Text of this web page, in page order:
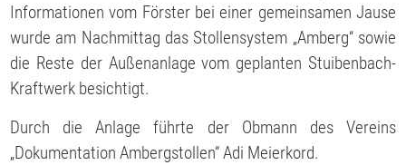
Informationen vom Förster bei einer gemeinsamen Jause
wurde am Nachmittag das Stollensystem „Amberg“ sowie
die Reste der Außenanlage vom geplanten Stuibenbach-
Kraftwerk besichtigt.
Durch die Anlage führte der Obmann des Vereins
„Dokumentation Ambergstollen“ Adi Meierkord.